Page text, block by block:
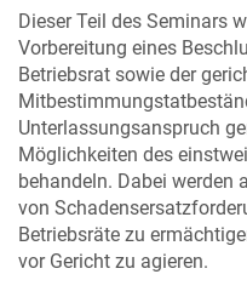
Dieser Teil des Seminars
Vorbereitung eines
Betriebsrat sowie der
Unterlassungsanspruch
Möglichkeiten des
behandeln. Dabei werden
von
Betriebsräte zu
vor Gericht zu agieren.